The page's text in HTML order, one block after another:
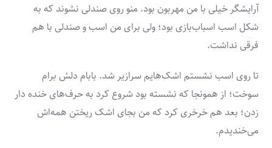
آرایشگر خیلی با من مهربون بود. منو روی صندلی نشوند که به
شکل اسب اسباب­‌بازی بود؛ ولی برای من اسب و صندلی با هم
فرقی نداشت.
تا روی اسب نشستم اشک‌­هایم سرازیر شد. بابام دلش برام
سوخت؛ از همونجا که نشسته بود شروع کرد به حرف‌­های خنده­ ‌دار
زدن؛ بعد هم خرخری کرد که من بجای اشک ریختن همه‌اش
می‌خندیدم.